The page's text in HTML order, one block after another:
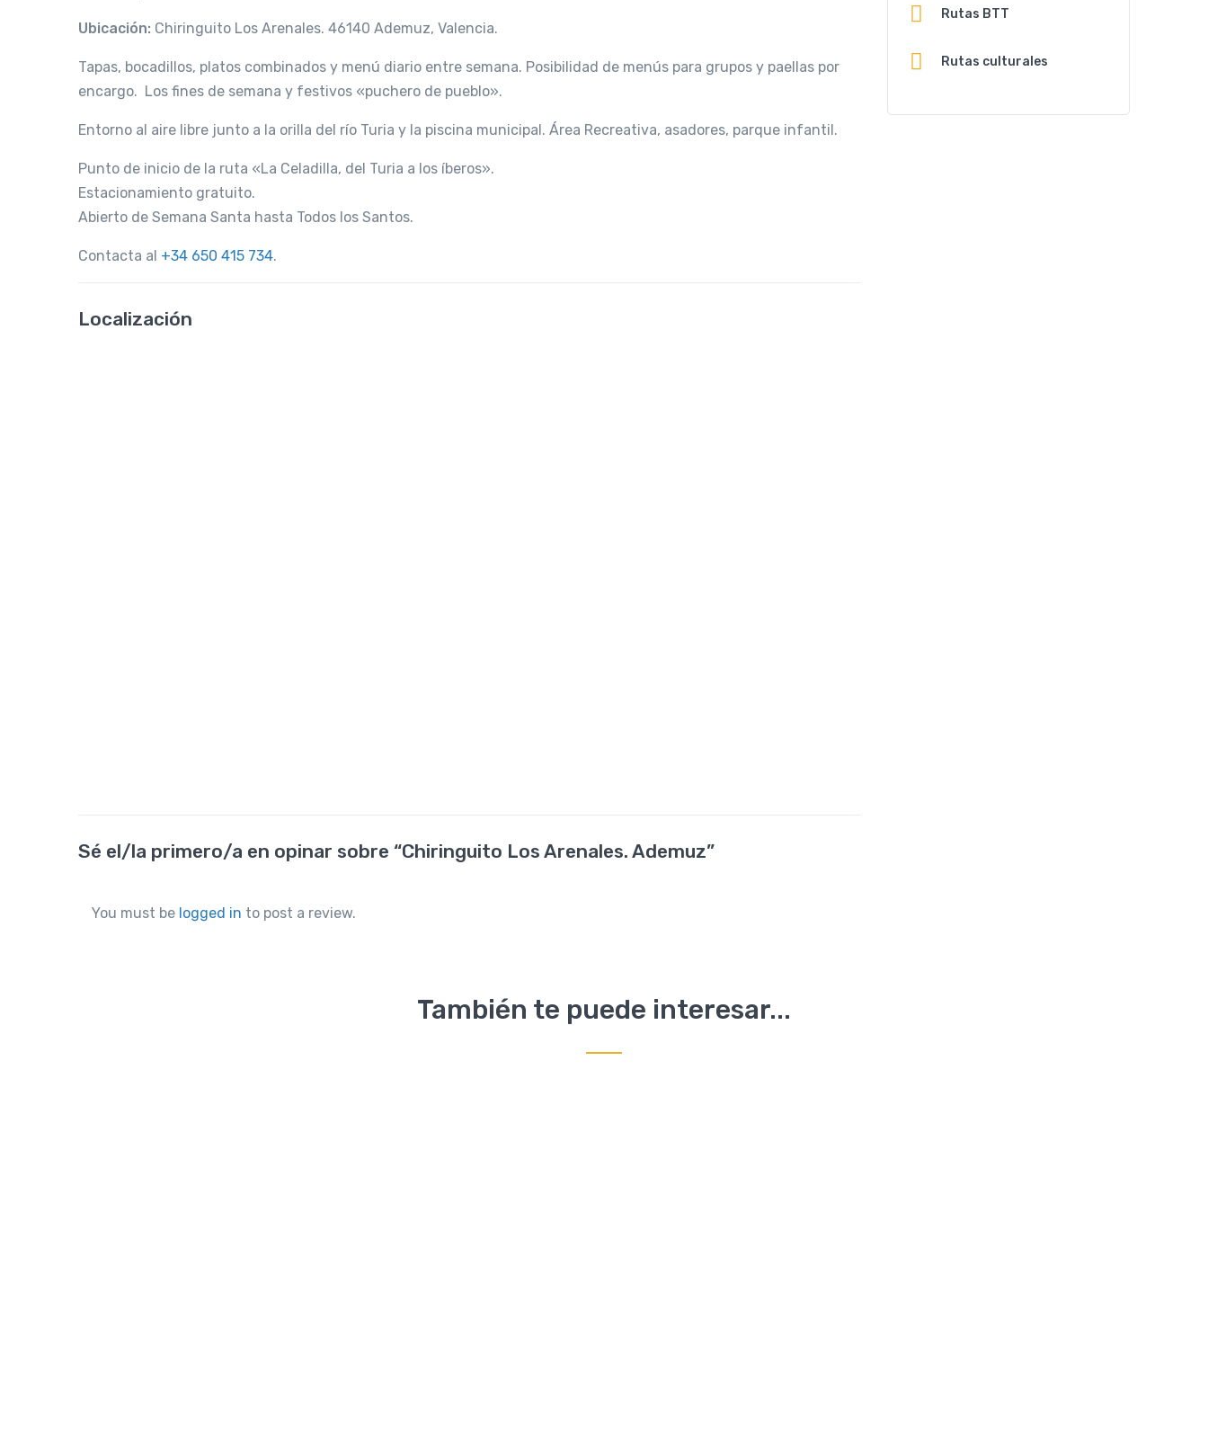
Ubicación: Chiringuito Los Arenales. 46140 Ademuz, Valencia.
Tapas, bocadillos, platos combinados y menú diario entre semana. Posibilidad de menús para grupos y paellas por
encargo. Los fines de semana y festivos «puchero de pueblo».
Entorno al aire libre junto a la orilla del río Turia y la piscina municipal. Área Recreativa, asadores, parque infantil.
Punto de inicio de la ruta «La Celadilla, del Turia a los íberos».
Estacionamiento gratuito.
Abierto de Semana Santa hasta Todos los Santos.
Contacta al +34 650 415 734.
Localización
Sé el/la primero/a en opinar sobre “Chiringuito Los Arenales. Ademuz”
You must be logged in to post a review.
Rutas BTT
Rutas culturales
También te puede interesar...